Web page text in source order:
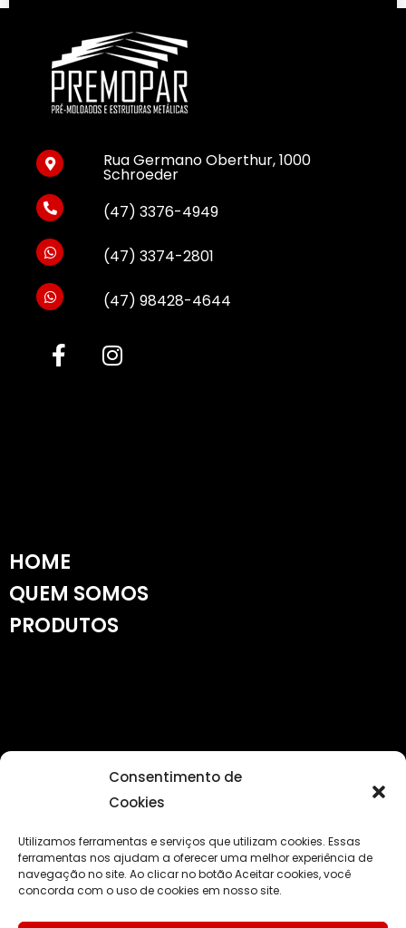
Consentimento de
Cookies
Utilizamos ferramentas e serviços que utilizam cookies. Essas
ferramentas nos ajudam a oferecer uma melhor experiência de
navegação no site. Ao clicar no botão Aceitar cookies, você
concorda com o uso de cookies em nosso site.
Rua Germano Oberthur, 1000
Schroeder
(47) 3376-4949
(47) 3374-2801
(47) 98428-4644
HOME
QUEM SOMOS
PRODUTOS
OBRAS REALIZADAS
LOCAÇÃO
FALE CONOSCO